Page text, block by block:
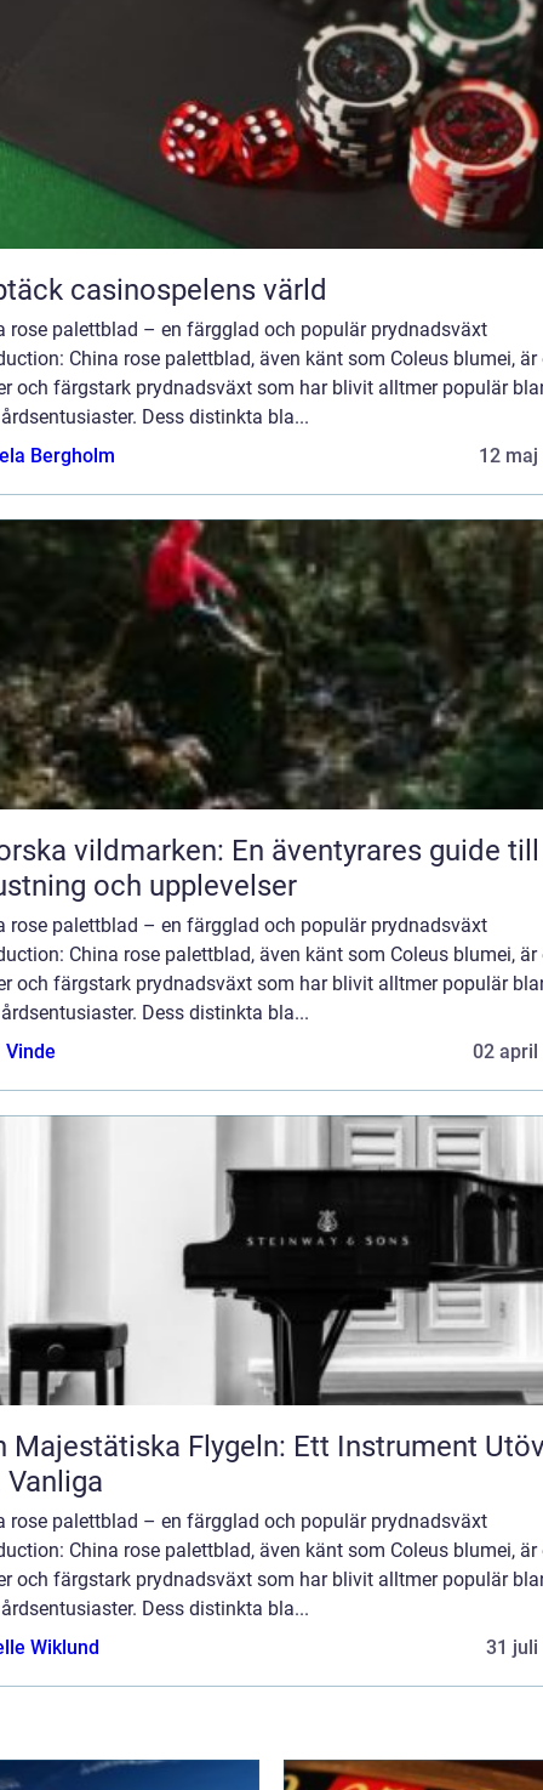
casinospelens värld
rose palettblad – en färgglad och populär prydnadsväxt
China rose palettblad, även känt som Coleus blumei, är
och färgstark prydnadsväxt som har blivit alltmer populär
Dess distinkta bla...
Bergholm
12 maj
vildmarken: En äventyrares guide till
och upplevelser
rose palettblad – en färgglad och populär prydnadsväxt
China rose palettblad, även känt som Coleus blumei, är
och färgstark prydnadsväxt som har blivit alltmer populär
Dess distinkta bla...
Vinde
02 april
Majestätiska Flygeln: Ett Instrument
Vanliga
rose palettblad – en färgglad och populär prydnadsväxt
China rose palettblad, även känt som Coleus blumei, är
och färgstark prydnadsväxt som har blivit alltmer populär
Dess distinkta bla...
Wiklund
31 juli